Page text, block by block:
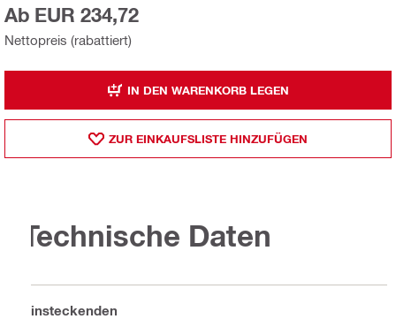
Nettopreis (rabattiert)
Ab EUR 234,72
IN DEN WARENKORB LEGEN
ZUR EINKAUFSLISTE HINZUFÜGEN
Technische Daten
Einsteckenden